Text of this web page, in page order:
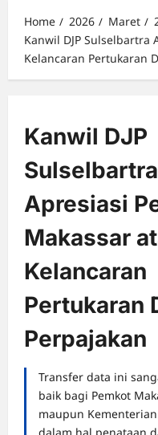
Home 2026 Maret
Kanwil DJP Sulselbartra
Kelancaran Pertukaran
Kanwil DJP
Sulselbartra
Apresiasi
Makassar
Kelancaran
Pertukaran
Perpajakan
Transfer data ini
baik bagi Pemkot
maupun